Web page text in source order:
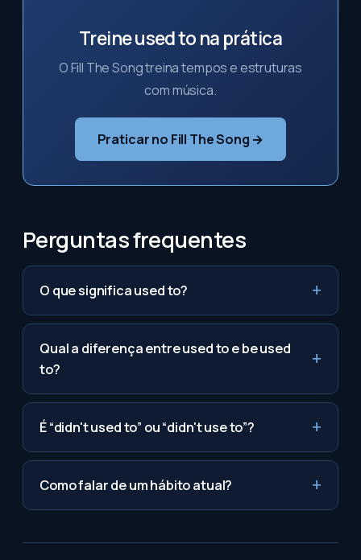
Treine used to na prática
O Fill The Song treina tempos e estruturas
com música.
Praticar no Fill The Song →
Perguntas frequentes
O que significa used to?
Qual a diferença entre used to e be used
to?
É “didn't used to” ou “didn't use to”?
Como falar de um hábito atual?